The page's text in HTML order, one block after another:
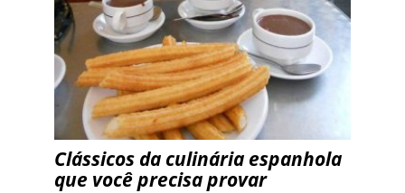
Clássicos da culinária espanhola
que você precisa provar